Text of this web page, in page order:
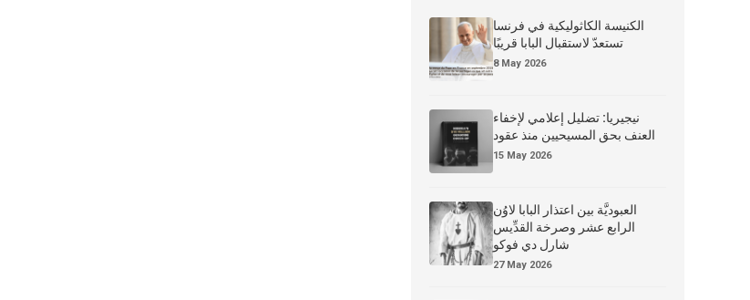
الكنيسة الكاثوليكية في فرنسا
تستعدّ لاستقبال البابا قريبًا
8 May 2026
نيجيريا: تضليل إعلامي لإخفاء
العنف بحق المسيحيين منذ عقود
15 May 2026
العبوديَّة بين اعتذار البابا لاوُن
الرابع عشر وصرخة القدِّيس
شارل دي فوكو
27 May 2026